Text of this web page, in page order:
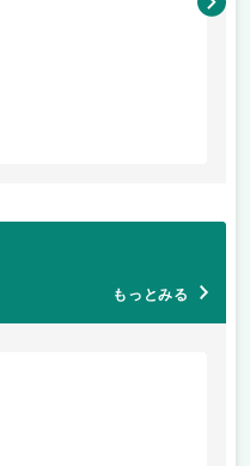
山
もっとみる